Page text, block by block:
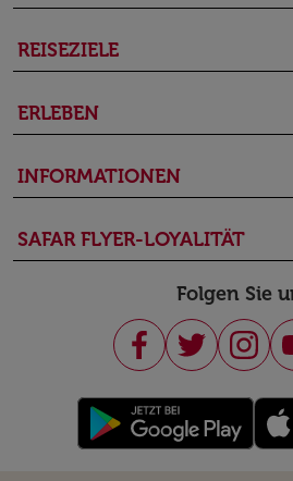
REISEZIELE
ERLEBEN
INFORMATIONEN
SAFAR FLYER-LOYALITÄT
Folgen Sie